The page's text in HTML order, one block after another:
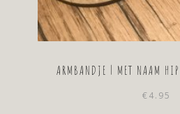
ARMBANDJE | MET NAAM
€ 4.95